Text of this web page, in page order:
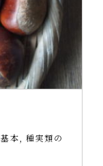
基本
種実類の